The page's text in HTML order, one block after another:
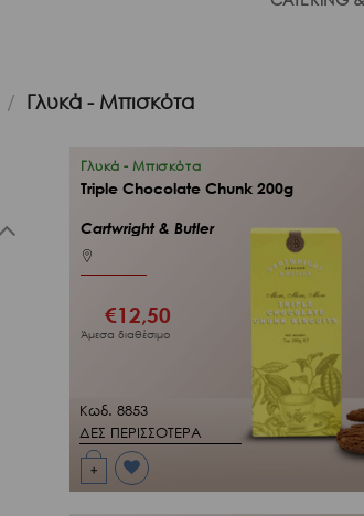
/ Γλυκά - Μπισκότα
Προσθήκη
+
Κωδ. 8853
ΔΕΣ ΠΕΡΙΣΣΟΤΕΡΑ
Γλυκά - Μπισκότα
Triple Chocolate Chunk 200g
Cartwright & Butler
€12,50
Άμεσα διαθέσιμο